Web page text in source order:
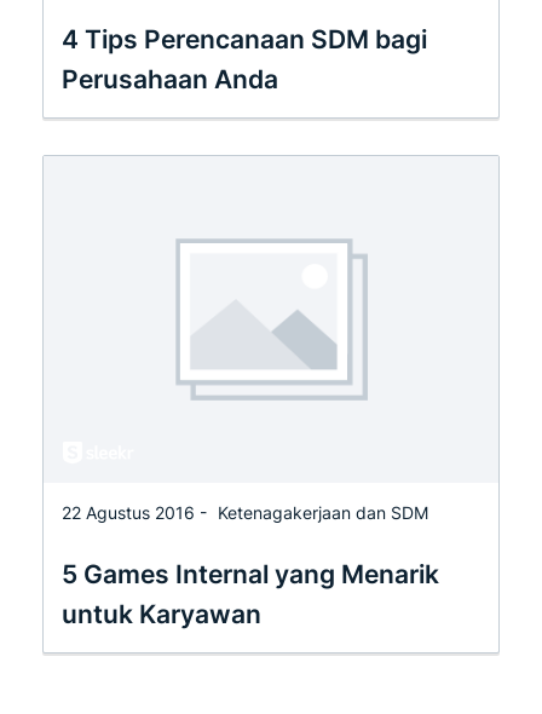
4 Tips Perencanaan SDM bagi
Perusahaan Anda
22 Agustus 2016 - Ketenagakerjaan dan SDM
5 Games Internal yang Menarik
untuk Karyawan